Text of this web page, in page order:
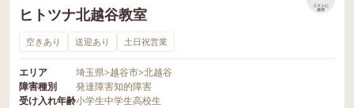
ヒトツナ北越谷教室
リストに
保存
空きあり 送迎あり 土日祝営業
エリア 埼玉県>越谷市>北越谷
障害種別
発達障害知的障害
受け入れ年齢小学生中学生高校生